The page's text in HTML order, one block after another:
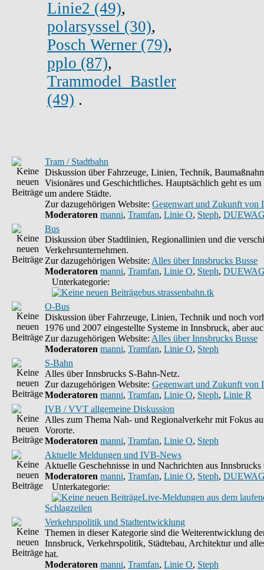
Linie2 (49),
polarsyssel (30),
Posch Werner (79),
pplo (87),
Trammodel_Bastler
(49) .
Tram / Stadtbahn
Diskussion über Fahrzeuge, Linien, Technik,
Visionäres und Geschichtliches. Hauptsächlich geht es
um andere Städte.
Zur dazugehörigen Website: Gegenwart und Zukunft von
Moderatoren manni, Tramfan, Linie O, Steph,
Bus
Diskussion über Stadtlinien, Regionallinien und die
Verkehrsunternehmen.
Zur dazugehörigen Website: Alles über Innsbrucks Busse
Moderatoren manni, Tramfan, Linie O, Steph,
Unterkategorie:
bus.strassenbahn.tk
O-Bus
Diskussion über Fahrzeuge, Linien, Technik und noch
1976 und 2007 eingestellte Systeme in Innsbruck, aber
Zur dazugehörigen Website: Alles über Innsbrucks Busse
Moderatoren manni, Tramfan, Linie O, Steph
S-Bahn
Alles über Innsbrucks S-Bahn-Netz.
Zur dazugehörigen Website: Gegenwart und Zukunft von
Moderatoren manni, Tramfan, Linie O, Steph, Linie R
IVB / VVT allgemeine Diskussion
Alles zum Thema Nah- und Regionalverkehr mit Fokus
Vororte.
Moderatoren manni, Tramfan, Linie O, Steph
Aktuelle Meldungen und IVB-News
Aktuelle Geschehnisse in und Nachrichten aus
Moderatoren manni, Tramfan, Linie O, Steph,
Unterkategorie:
Live-Meldungen aus dem
Schlagzeilen
Verkehrspolitik und Stadtentwicklung
Themen in dieser Kategorie sind die Weiterentwicklung
Innsbruck, Verkehrspolitik, Städtebau, Architektur und
hat.
Moderatoren manni, Tramfan, Linie O, Steph